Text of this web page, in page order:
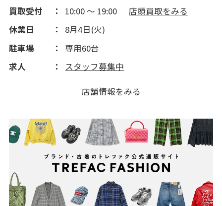
2013(91)
2012(182)
2009(473)
2008(291)
2007(32)
買取受付
10:00 ～ 19:00
店頭買取をみる
休業日
8月4日(火)
駐車場
専用60台
求人
スタッフ募集中
店舗情報をみる